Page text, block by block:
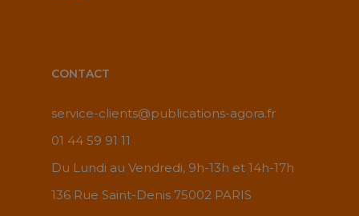
CONTACT
service-clients@publications-agora.fr
01 44 59 91 11
Du Lundi au Vendredi, 9h-13h et 14h-17h
136 Rue Saint-Denis 75002 PARIS